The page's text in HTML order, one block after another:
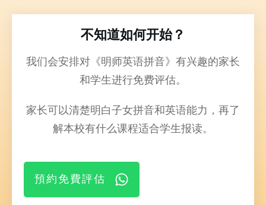
不知道如何开始？
我们会安排对《明师英语拼音》有兴趣的家长
和学生进行免费评估。
家长可以清楚明白子女拼音和英语能力，再了
解本校有什么课程适合学生报读。
預約免費評估